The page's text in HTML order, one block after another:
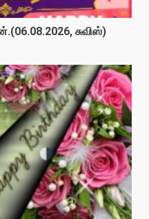
சுவிஸ்)